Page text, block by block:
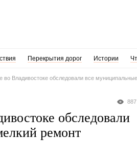
Перекрытия дорог Истории
Владивостоке обследовали все
887
обследовали
ремонт